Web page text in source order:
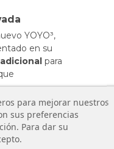
YOYO³,
en su
para
para mejorar nuestros
sus preferencias
Para dar su